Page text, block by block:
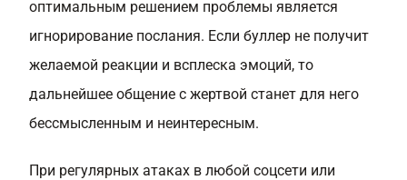
оптимальным решением проблемы является
игнорирование послания. Если буллер не получит
желаемой реакции и всплеска эмоций, то
дальнейшее общение с жертвой станет для него
бессмысленным и неинтересным.
При регулярных атаках в любой соцсети или